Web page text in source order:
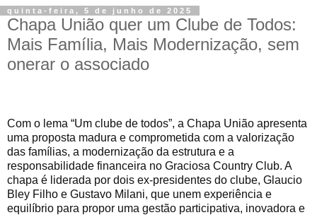
quinta-feira, 5 de junho de 2025
Chapa União quer um Clube de Todos:
Mais Família, Mais Modernização, sem
onerar o associado
Com o lema “Um clube de todos”, a Chapa União apresenta
uma proposta madura e comprometida com a valorização
das famílias, a modernização da estrutura e a
responsabilidade financeira no Graciosa Country Club. A
chapa é liderada por dois ex-presidentes do clube, Glaucio
Bley Filho e Gustavo Milani, que unem experiência e
equilíbrio para propor uma gestão participativa, inovadora e